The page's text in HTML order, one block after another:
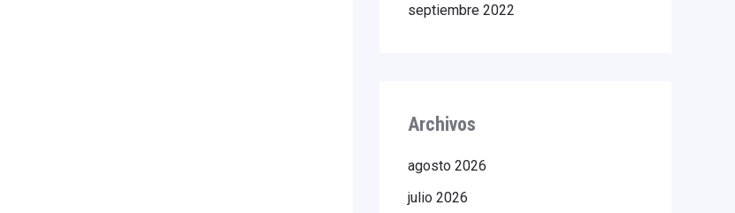
septiembre 2022
Archivos
agosto 2026
julio 2026